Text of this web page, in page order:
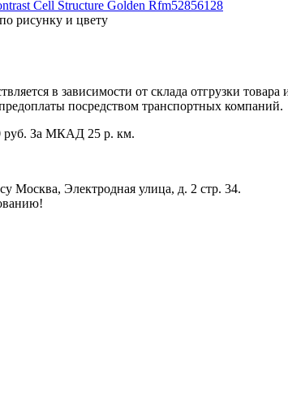
рисунку и цвету
в зависимости от склада отгрузки
посредством транспортных компаний.
руб. За МКАД 25 р. км.
Москва, Электродная улица, д. 2 стр. 34.